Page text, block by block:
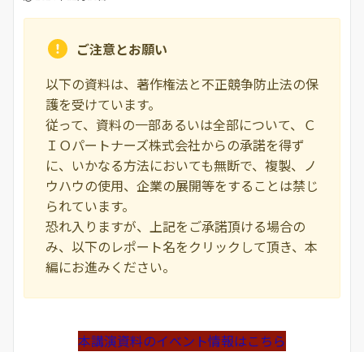
ご注意とお願い
以下の資料は、著作権法と不正競争防止法の保
護を受けています。
従って、資料の一部あるいは全部について、Ｃ
ＩＯパートナーズ株式会社からの承諾を得ず
に、いかなる方法においても無断で、複製、ノ
ウハウの使用、企業の展開等をすることは禁じ
られています。
恐れ入りますが、上記をご承諾頂ける場合の
み、以下のレポート名をクリックして頂き、本
編にお進みください。
本講演資料のイベント情報はこちら